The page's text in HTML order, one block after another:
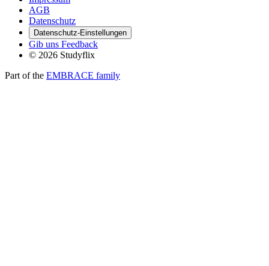
AGB
Datenschutz
Datenschutz-Einstellungen
Gib uns Feedback
© 2026 Studyflix
Part of the EMBRACE family